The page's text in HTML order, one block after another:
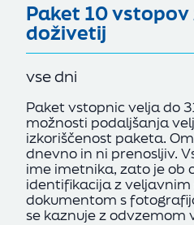
Paket 10 vstopov
doživetij
vse dni
Paket vstopnic velja do
možnosti podaljšanja
izkoriščenost paketa.
dnevno in ni prenosljiv.
ime imetnika, zato je ob
identifikacija z veljavnim
dokumentom s
se kaznuje z odvzemom